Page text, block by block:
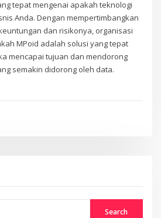
tepat mengenai apakah teknologi
Anda. Dengan mempertimbangkan
dan risikonya, organisasi
MPoid adalah solusi yang tepat
mencapai tujuan dan mendorong
semakin didorong oleh data.
Search